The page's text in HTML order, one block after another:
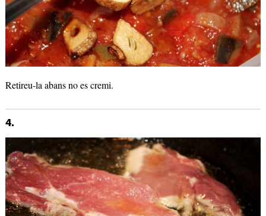
Retireu-la abans no es cremi.
4.